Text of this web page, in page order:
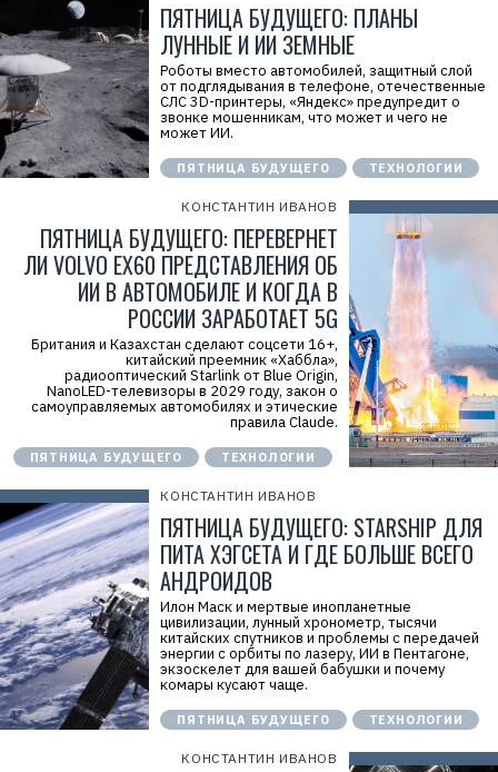
ПЯТНИЦА БУДУЩЕГО: ПЛАНЫ
ЛУННЫЕ И ИИ ЗЕМНЫЕ
Роботы вместо автомобилей, защитный слой
от подглядывания в телефоне, отечественные
СЛС 3D-принтеры, «Яндекс» предупредит о
звонке мошенникам, что может и чего не
может ИИ.
ПЯТНИЦА БУДУЩЕГО ТЕХНОЛОГИИ
КОНСТАНТИН ИВАНОВ
ПЯТНИЦА БУДУЩЕГО: ПЕРЕВЕРНЕТ
ЛИ VOLVO EX60 ПРЕДСТАВЛЕНИЯ ОБ
ИИ В АВТОМОБИЛЕ И КОГДА В
РОССИИ ЗАРАБОТАЕТ 5G
Британия и Казахстан сделают соцсети 16+,
китайский преемник «Хаббла»,
радиооптический Starlink от Blue Origin,
NanoLED-телевизоры в 2029 году, закон о
самоуправляемых автомобилях и этические
правила Claude.
ПЯТНИЦА БУДУЩЕГО ТЕХНОЛОГИИ
КОНСТАНТИН ИВАНОВ
ПЯТНИЦА БУДУЩЕГО: STARSHIP ДЛЯ
ПИТА ХЭГСЕТА И ГДЕ БОЛЬШЕ ВСЕГО
АНДРОИДОВ
Илон Маск и мертвые инопланетные
цивилизации, лунный хронометр, тысячи
китайских спутников и проблемы с передачей
энергии с орбиты по лазеру, ИИ в Пентагоне,
экзоскелет для вашей бабушки и почему
комары кусают чаще.
ПЯТНИЦА БУДУЩЕГО ТЕХНОЛОГИИ
КОНСТАНТИН ИВАНОВ